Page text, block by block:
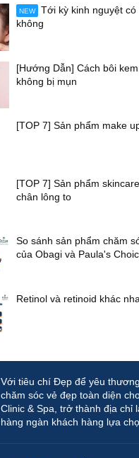
NEW
Tới kỳ kinh nguyệt có
không
[Hướng Dẫn] Cách bôi
không bị mụn
[TOP 7] Sản phẩm make
[TOP 7] Sản phẩm
chân lông to
So sánh sản phẩm chăm
của Obagi và Paula's
Retinol và retinoid khác
Với tiêu chí Đẹp để yêu
chăm sóc vẻ đẹp toàn diện
Clinic & Spa, trở thành địa chỉ
hàng ngàn khách hàng lựa